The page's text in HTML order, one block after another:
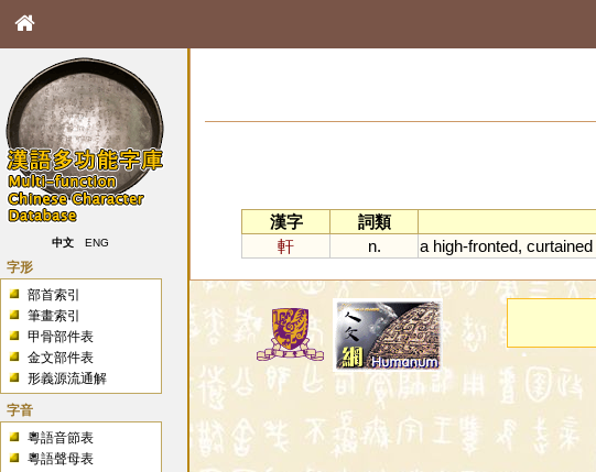
中文 ENG
字形
部首索引
筆畫索引
甲骨部件表
金文部件表
形義源流通解
字音
粵語音節表
粵語聲母表
漢字
詞類
軒
n. a high-fronted, curtained